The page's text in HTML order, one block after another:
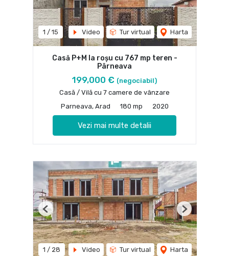
1 / 15 Video Tur virtual Harta
Casă P+M la roșu cu 767 mp teren -
Pârneava
199,000 € (negociabil)
Casă / Vilă cu 7 camere de vânzare
Parneava, Arad
180 mp 2020
Vezi mai multe detalii
1 / 28 Video Tur virtual Harta
Previous Next